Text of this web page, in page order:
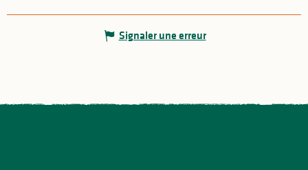
Signaler une erreur